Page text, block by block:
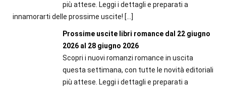
più attese. Leggi i dettagli e preparati a
innamorarti delle prossime uscite! […]
Prossime uscite libri romance dal 22 giugno
2026 al 28 giugno 2026
Scopri i nuovi romanzi romance in uscita
questa settimana, con tutte le novità editoriali
più attese. Leggi i dettagli e preparati a